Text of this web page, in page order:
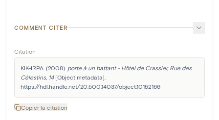
COMMENT CITER
Citation
KIK-IRPA. (2008). porte à un battant - Hôtel de Crassier, Rue des
Célestins, 14 [Object metadata].
https://hdl.handle.net/20.500.14037/object.10152166
Copier la citation